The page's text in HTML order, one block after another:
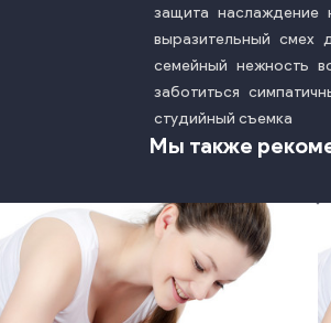
защита наслаждение
выразительный смех
семейный нежность
заботиться
студийный съемка
Мы также